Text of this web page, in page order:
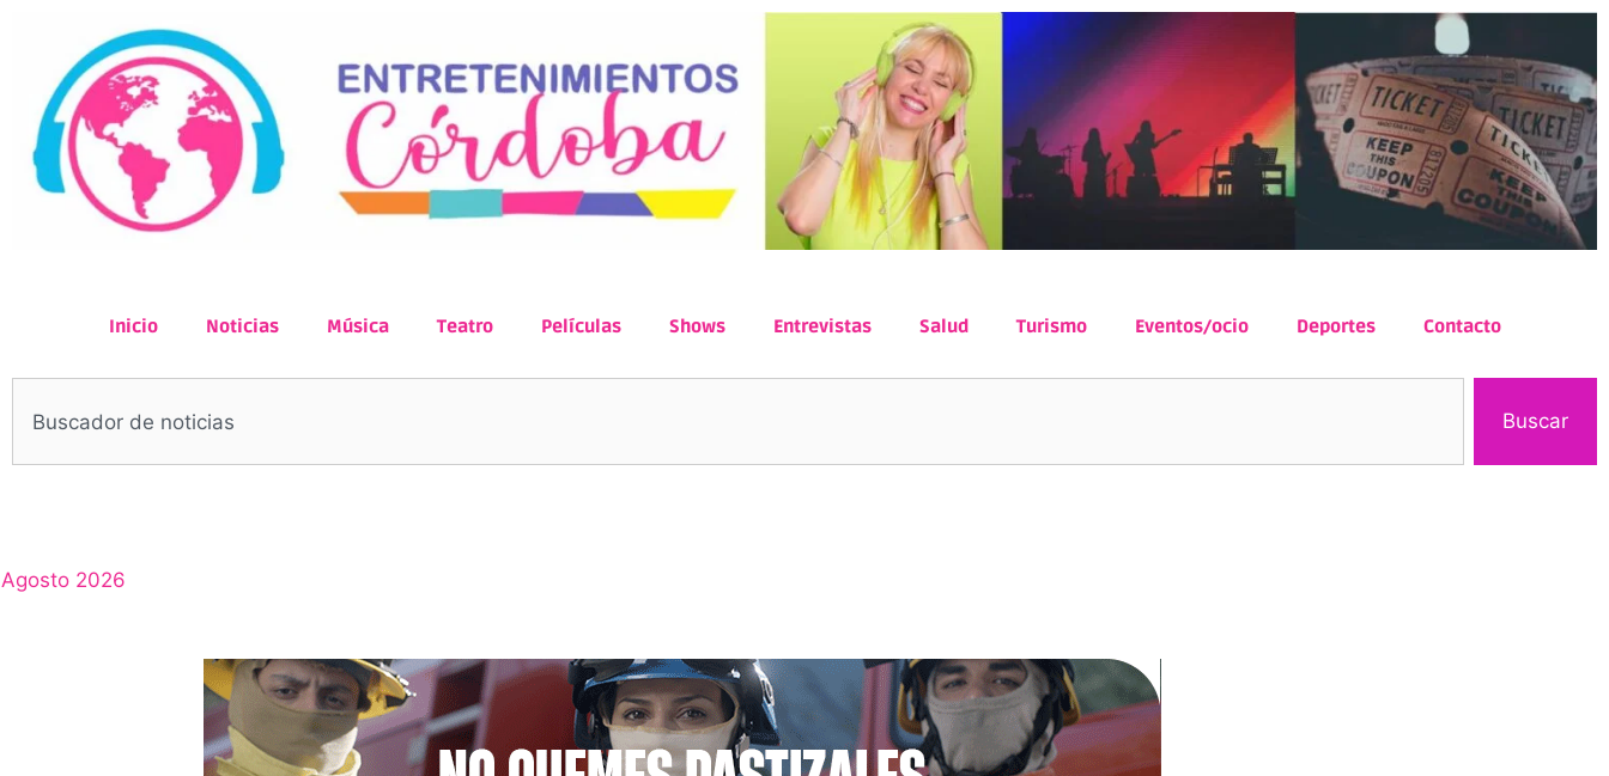
Inicio Noticias Música Teatro Películas Shows Entrevistas Salud Turismo Eventos/ocio Deportes Contacto
Buscar
Agosto 2026